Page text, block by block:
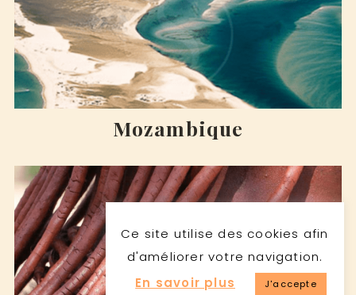
Mozambique
Ce site utilise des cookies afin
d'améliorer votre navigation.
En savoir plus
J'accepte